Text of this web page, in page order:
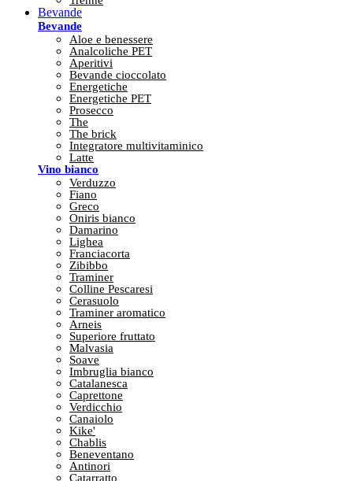
Bevande
Bevande
Aloe e benessere
Analcoliche PET
Aperitivi
Bevande cioccolato
Energetiche
Energetiche PET
Prosecco
The
The brick
Integratore multivitaminico
Latte
Vino bianco
Verduzzo
Fiano
Greco
Oniris bianco
Damarino
Lighea
Franciacorta
Zibibbo
Traminer
Colline Pescaresi
Cerasuolo
Traminer aromatico
Arneis
Superiore fruttato
Malvasia
Soave
Imbruglia bianco
Catalanesca
Caprettone
Verdicchio
Canaiolo
Kike'
Chablis
Beneventano
Antinori
Catarratto